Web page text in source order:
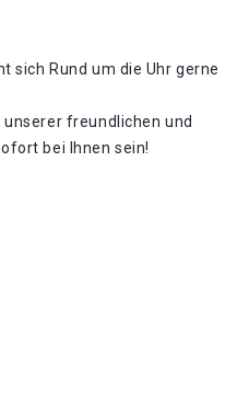
sich Rund um die Uhr gerne
freundlichen und
bei Ihnen sein!